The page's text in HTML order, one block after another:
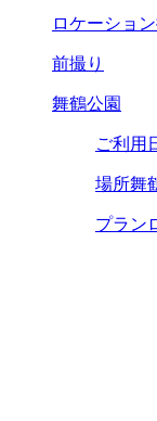
ロケーショ
前撮り
舞鶴公園
ご利用
場所舞
プラン